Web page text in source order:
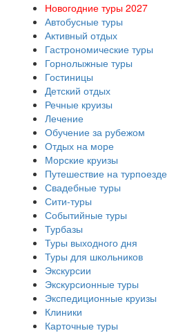
Новогодние туры 2027
Автобусные туры
Активный отдых
Гастрономические туры
Горнолыжные туры
Гостиницы
Детский отдых
Речные круизы
Лечение
Обучение за рубежом
Отдых на море
Морские круизы
Путешествие на турпоезде
Свадебные туры
Сити-туры
Событийные туры
Турбазы
Туры выходного дня
Туры для школьников
Экскурсии
Экскурсионные туры
Экспедиционные круизы
Клиники
Карточные туры